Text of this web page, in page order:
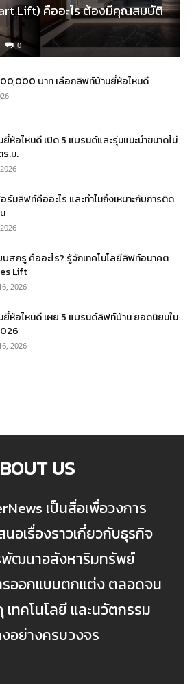
Lift) คืออะไร ต้องมีคุณสมบัติ
0
บาท เลือกลิฟท์บ้านยี่ห้อไหนดี
ห้อไหนดี เปิด 5 แบรนด์และรุ่นแนะนำขนาดไม่
ร.ม.
มลิฟท์คืออะไร และทำไมถึงเหมาะกับการติด
สกรู คืออะไร? รู้จักเทคโนโลยีลิฟท์อนาคต
Lift
2026
ห้อไหนดี เผย 5 แบรนด์ลิฟท์บ้าน ยอดนิยมใน
2026
US
เป็นสื่อเพื่อวงการ
อเรื่องราวเกี่ยวกับธุรกิจ
พัฒนาอสังหาริมทรัพย์
ออกแบบตกแต่ง ตลอดจน
เทคโนโลยี และนวัตกรรม
อย่างครบวงจร